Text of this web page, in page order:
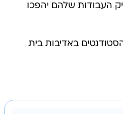
העבודות שלהם יהפכו
באדיבות בית